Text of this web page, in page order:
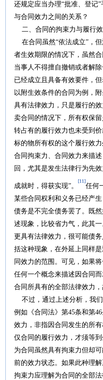
还规定应当办理“批准、登记
与合同效力之间的关系？
二、合同的拘束力与履行效
在合同虽然“依法成立”，但
者生效期限的情况下，虽然
当事人不得擅自撤销或者解
已经成立且具备有效要件，
以附生效条件的合同为例，
具有法律效力，只是履行的
卖合同的情况下，所有权保
转占有的履行效力也未受到
标的物所有权的这个履行效
合同拘束力、合同效力来描
回，尤其是发生法律行为先
成就时，得获实现”。
[11]
任何
某些合同权利和义务已经产
债务是不完全债务罢了。既
述现象，比较省力气，此其
更具有法律效力，很可能债
括这种现象，在外延上同样
同效力的范围。可见，如果
任何一个概念来描述因合同
合同所具有的全部法律效力
不过，通过上述分析，我们
例如《合同法》第45条和第
效力，非指因合同发生的所
仅合同的履行效力，才须等
为合同虽然具有拘束力但却
前的效力状态。如果此种理
拘束力应理解为合同的全部